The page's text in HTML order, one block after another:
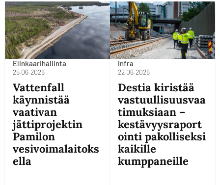
Elinkaarihallinta
25.06.2026
Vattenfall
käynnistää
vaativan
jättiprojektin
Pamilon
vesivoimalaitoks
ella
Infra
22.06.2026
Destia kiristää
vastuullisuusvaa
timuksiaan –
kestävyysraport
ointi pakolliseksi
kaikille
kumppaneille